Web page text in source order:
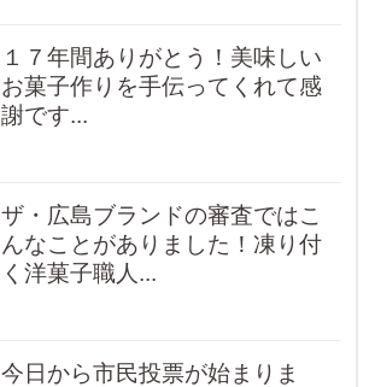
１７年間ありがとう！美味しい
お菓子作りを手伝ってくれて感
謝です...
ザ・広島ブランドの審査ではこ
んなことがありました！凍り付
く洋菓子職人...
今日から市民投票が始まりま